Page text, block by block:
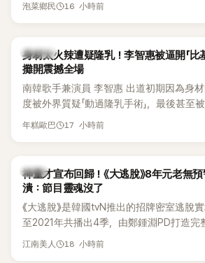
泡菜鄉民 16 小時前
K-POP
身材太火辣遭疑隆乳！李智惠被逼開「比
攤開震撼全場
南韓歌手兼演員 李智惠 出道初期因為身
度被外界質疑「動過隆乳手術」，最後甚至
線，召開前所未見的「泳裝記者會」澄清。
熱議。 2日播出的 SBS 綜藝節目《我的經
鎮》，邀請同時兼顧工作與育兒的演藝圈代
惠、李賢怡、李恩亨，以第13位「My Star」
實的生活日常。 節目一開始，李瑞鎮 率先
邊搭車邊聊天，氣氛輕鬆。聊到最近的新
發問：「妳不是上新聞了？說妳去做整形？
年糕歐巴 17 小時前
韓星
神童才宣布回歸！《大逃脫》8年元老無
潰：節目靈魂沒了
《大逃脫》是韓國tvN推出的招牌密室逃脫
至2021年共播出4季，由鄭鍾淵PD打造完
（DTCU）」，憑藉燒腦劇情、電影級場景
江南美人 18 小時前